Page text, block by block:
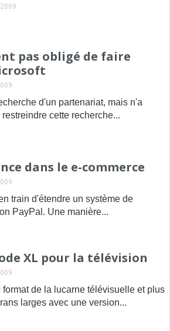
pas obligé de faire
d'un partenariat, mais n'a
cette recherche...
dans le e-commerce
train d'étendre un système de
PayPal. Une manière...
XL pour la télévision
de la lucarne télévisuelle et plus
larges avec une version...